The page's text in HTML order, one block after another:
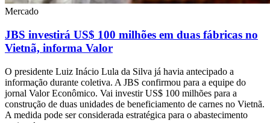
Mercado
JBS investirá US$ 100 milhões em duas fábricas no
Vietnã, informa Valor
O presidente Luiz Inácio Lula da Silva já havia antecipado a
informação durante coletiva. A JBS confirmou para a equipe do
jornal Valor Econômico. Vai investir US$ 100 milhões para a
construção de duas unidades de beneficiamento de carnes no Vietnã.
A medida pode ser considerada estratégica para o abastecimento